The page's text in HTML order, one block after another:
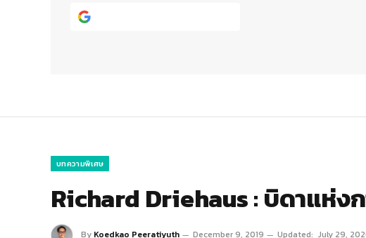
บทความพิเศษ
Richard Driehaus : บิดาแห่
By Koedkao Peeratiyuth December 9, 2019 Updated: July 29,